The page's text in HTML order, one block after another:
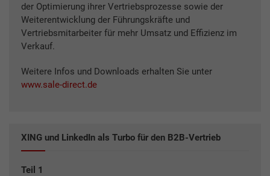
der Optimierung ihrer Vertriebsprozesse sowie der
Weiterentwicklung der Führungskräfte und
Vertriebsmitarbeiter für mehr Umsatz und Effizienz im
Verkauf.
Weitere Infos und Downloads erhalten Sie unter
www.sale-direct.de
XING und LinkedIn als Turbo für den B2B-Vertrieb
Teil 1